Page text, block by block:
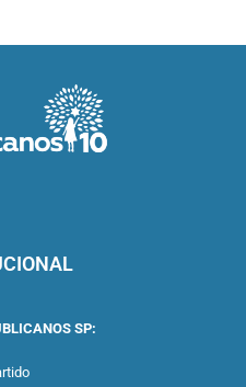
SP: